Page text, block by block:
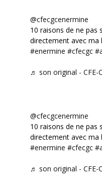
@cfecgcenermine
10 raisons de ne pas
directement avec ma
#enermine #cfecgc
♬ son original - CFE-
@cfecgcenermine
10 raisons de ne pas
directement avec ma
#enermine #cfecgc
♬ son original - CFE-